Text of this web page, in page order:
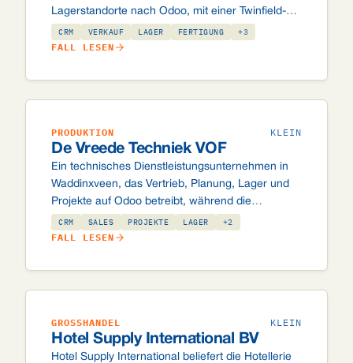
Lagerstandorte nach Odoo, mit einer Twinfield-
Anbindung für die Buchhaltung und Barcodes auf
der Fläche.
CRM VERKAUF LAGER FERTIGUNG +3
FALL LESEN
PRODUKTION KLEIN
De Vreede Techniek VOF
Ein technisches Dienstleistungsunternehmen in
Waddinxveen, das Vertrieb, Planung, Lager und
Projekte auf Odoo betreibt, während die
Buchhaltung in Twinfield bleibt. Die Integration
leitet Rechnungen automatisch weiter, ohne
CRM SALES PROJEKTE LAGER +2
FALL LESEN
GROSSHANDEL KLEIN
Hotel Supply International BV
Hotel Supply International beliefert die Hotellerie